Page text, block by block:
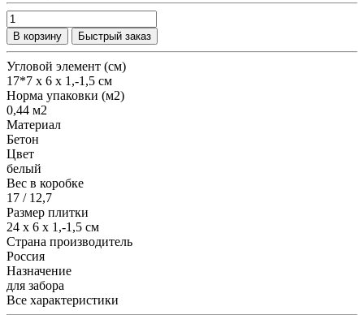
В корзину Быстрый заказ
Угловой элемент (см)
17*7 х 6 х 1,-1,5 см
Норма упаковки (м2)
0,44 м2
Материал
Бетон
Цвет
белый
Вес в коробке
17 / 12,7
Размер плитки
24 х 6 х 1,-1,5 см
Страна производитель
Россия
Назначение
для забора
Все характеристики